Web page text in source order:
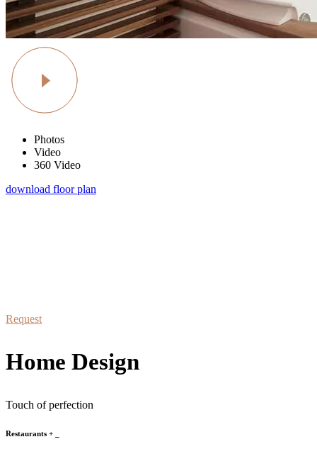
Photos
Video
360 Video
download floor plan
Request
Home Design
Touch of perfection
Restaurants +